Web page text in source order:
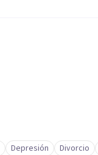
Depresión Divorcio